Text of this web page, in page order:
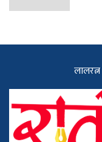
लालरत्न